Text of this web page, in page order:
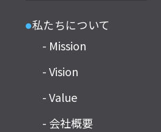
●私たちについて
- Mission
- Vision
- Value
- 会社概要